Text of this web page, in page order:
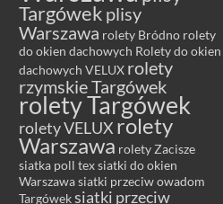
Targówek plisy
Warszawa rolety Bródno rolety
do okien dachowych Rolety do okien
dachowych VELUX rolety
rzymskie Targówek
rolety Targówek
rolety VELUX rolety
Warszawa rolety Zacisze
siatka poll tex siatki do okien
Warszawa siatki przeciw owadom
Targówek siatki przeciw